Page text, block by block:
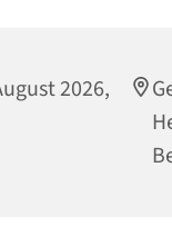
2026,